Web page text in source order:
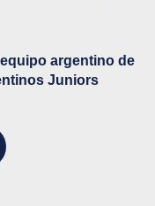
argentino de
Juniors